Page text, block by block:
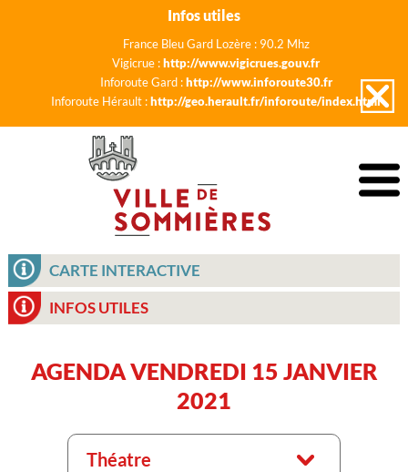
Infos utiles
France Bleu Gard Lozère : 90.2 Mhz
Vigicrue :http://www.vigicrues.gouv.fr
Inforoute Gard :http://www.inforoute30.fr
Inforoute Hérault :http://geo.herault.fr/inforoute/index.html
CARTE INTERACTIVE
INFOS UTILES
AGENDA VENDREDI 15 JANVIER
2021
Théatre